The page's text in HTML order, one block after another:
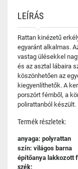
LEÍRÁS
Rattan kinézetű
egyaránt alkalmas.
vastag ülésekkel
és az asztal lábaira
köszönhetően az
kiegyenlíthetők. A
porszórt fémből, a
polirattanból készült.
Termék részletek:
anyaga: polyrattan
szín: világos barna
építőanya lakkozott
szék: